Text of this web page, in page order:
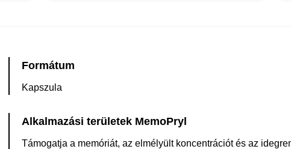
Formátum
Kapszula
Alkalmazási területek MemoPryl
Támogatja a memóriát, az elmélyült koncentrációt és az